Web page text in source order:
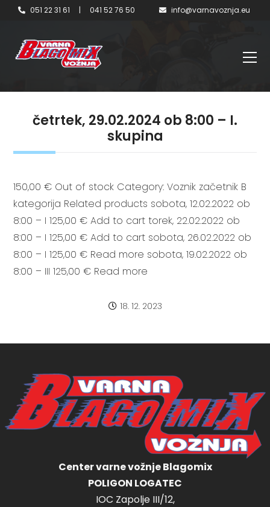
051 22 31 61 | 041 52 76 50 info@varnavoznja.eu
četrtek, 29.02.2024 ob 8:00 – I.
skupina
150,00 € Out of stock Category: Voznik začetnik B
kategorija Related products sobota, 12.02.2022 ob
8:00 – I 125,00 € Add to cart torek, 22.02.2022 ob
8:00 – I 125,00 € Add to cart sobota, 26.02.2022 ob
8:00 – I 125,00 € Read more sobota, 19.02.2022 ob
8:00 – III 125,00 € Read more
18. 12. 2023
Center varne vožnje Blagomix
POLIGON LOGATEC
IOC Zapolje III/12,